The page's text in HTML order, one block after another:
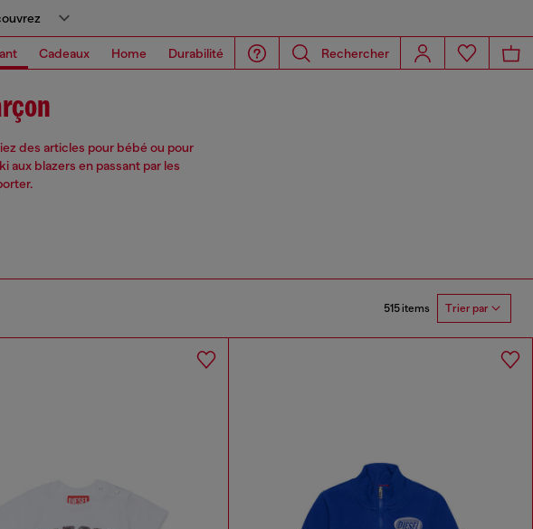
Cadeaux Home Durabilité Rechercher
des articles pour bébé ou pour
aux blazers en passant par les
515 items Trier par